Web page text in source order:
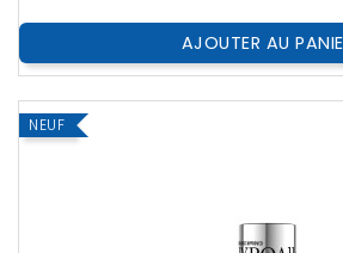
AJOUTER AU
NEUF